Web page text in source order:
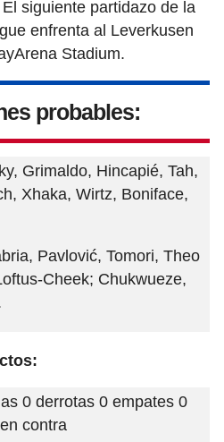
El siguiente partidazo de la
enfrenta al Leverkusen
Stadium.
probables:
Grimaldo, Hincapié, Tah,
Xhaka, Wirtz, Boniface,
Pavlović, Tomori, Theo
Cheek; Chukwueze,
0 derrotas 0 empates 0
contra